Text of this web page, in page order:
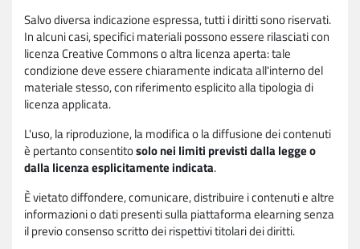
Salvo diversa indicazione espressa, tutti i diritti sono riservati.
In alcuni casi, specifici materiali possono essere rilasciati con
licenza Creative Commons o altra licenza aperta: tale
condizione deve essere chiaramente indicata all'interno del
materiale stesso, con riferimento esplicito alla tipologia di
licenza applicata.
L'uso, la riproduzione, la modifica o la diffusione dei contenuti
è pertanto consentitosolo nei limiti previsti dalla legge o
dalla licenza esplicitamente indicata.
È vietato diffondere, comunicare, distribuire i contenuti e altre
informazioni o dati presenti sulla piattaforma elearning senza
il previo consenso scritto dei rispettivi titolari dei diritti.